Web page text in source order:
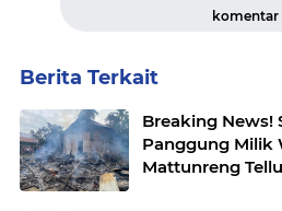
komentar
Berita Terkait
Breaking News!
Panggung Milik
Mattunreng